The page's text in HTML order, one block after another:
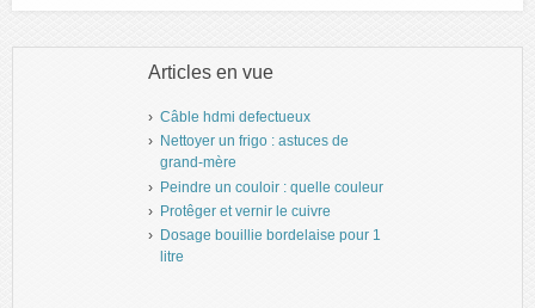
Articles en vue
Câble hdmi defectueux
Nettoyer un frigo : astuces de
grand-mère
Peindre un couloir : quelle couleur
Protêger et vernir le cuivre
Dosage bouillie bordelaise pour 1
litre